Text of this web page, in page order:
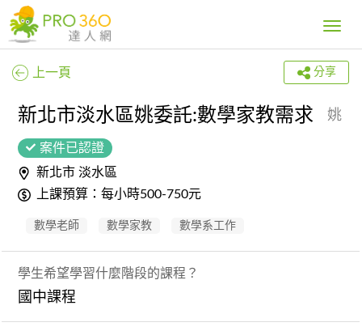
Toggle
上一頁 分享
新北市淡水區姚委託:數學家教需求 姚
案件已認證
新北市 淡水區
上課預算：每小時500-750元
數學老師 數學家教 數學系工作
學生希望學習什麼階段的課程？
國中課程